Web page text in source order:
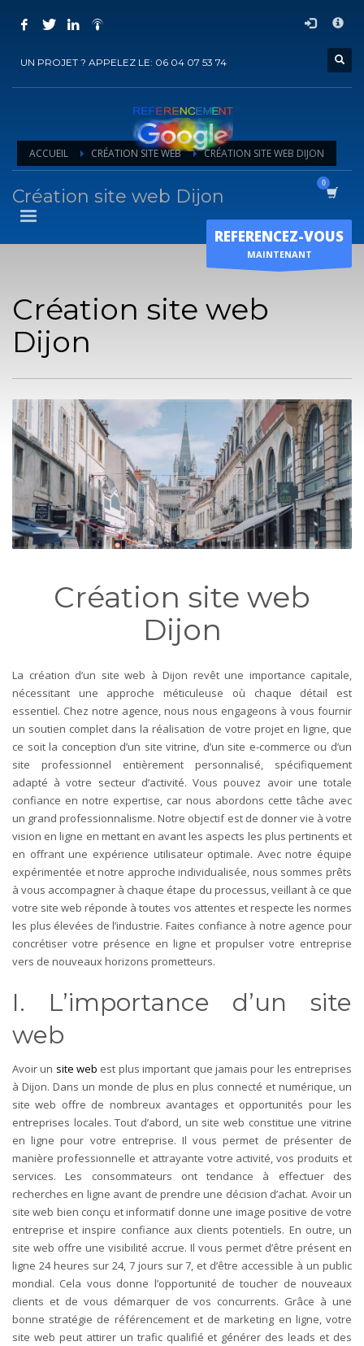
COMMENT ACHETER UN PRESTATION DE
Ajouter la prestation au panier
Vous recevrez sous 5 jours ouvrés un mail deconfirmationde
l'exécution de la prestation
Horaire d'ouverture
UN PROJET ? APPELEZ LE: 06 04 07 53 74
REFERENCEZ-VOUS
MAINTENANT
ACCUEIL CRÉATION SITE WEB CRÉATION SITE WEB DIJON
Création site web Dijon
Création site web
Dijon
Création site web
Dijon
La création d’un site web à Dijon revêt une importance capitale,
nécessitant une approche méticuleuse où chaque détail est
essentiel. Chez notre agence, nous nous engageons à vous fournir
un soutien complet dans la réalisation de votre projet en ligne, que
ce soit la conception d’un site vitrine, d’un site e-commerce ou d’un
site professionnel entièrement personnalisé, spécifiquement
adapté à votre secteur d’activité. Vous pouvez avoir une totale
confiance en notre expertise, car nous abordons cette tâche avec
un grand professionnalisme. Notre objectif est de donner vie à votre
vision en ligne en mettant en avant les aspects les plus pertinents et
en offrant une expérience utilisateur optimale. Avec notre équipe
expérimentée et notre approche individualisée, nous sommes prêts
à vous accompagner à chaque étape du processus, veillant à ce que
votre site web réponde à toutes vos attentes et respecte les normes
les plus élevées de l’industrie. Faites confiance à notre agence pour
concrétiser votre présence en ligne et propulser votre entreprise
vers de nouveaux horizons prometteurs.
I. L’importance d’un site
web
Avoir un site web est plus important que jamais pour les entreprises
à Dijon. Dans un monde de plus en plus connecté et numérique, un
site web offre de nombreux avantages et opportunités pour les
entreprises locales.Tout d’abord, un site web constitue une vitrine
en ligne pour votre entreprise. Il vous permet de présenter de
manière professionnelle et attrayante votre activité, vos produits et
services. Les consommateurs ont tendance à effectuer des
recherches en ligne avant de prendre une décision d’achat. Avoir un
site web bien conçu et informatif donne une image positive de votre
entreprise et inspire confiance aux clients potentiels. En outre, un
site web offre une visibilité accrue. Il vous permet d’être présent en
ligne 24 heures sur 24, 7 jours sur 7, et d’être accessible à un public
mondial. Cela vous donne l’opportunité de toucher de nouveaux
clients et de vous démarquer de vos concurrents. Grâce à une
bonne stratégie de référencement et de marketing en ligne, votre
site web peut attirer un trafic qualifié et générer des leads et des